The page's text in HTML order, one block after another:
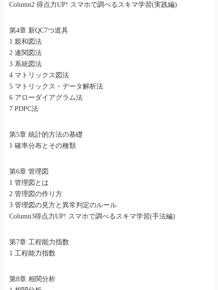
Column2 得点力UP! スマホで調べるスキマ学習(実践編)
第4章 新QC7つ道具
1 親和図法
2 連関図法
3 系統図法
4 マトリックス図法
5 マトリックス・データ解析法
6 アローダイアグラム法
7 PDPC法
第5章 統計的方法の基礎
1 確率分布とその種類
第6章 管理図
1 管理図とは
2 管理図の作り方
3 管理図の見方と異常判定のルール
Column3得点力UP! スマホで調べるスキマ学習(手法編)
第7章 工程能力指数
1 工程能力指数
第8章 相関分析